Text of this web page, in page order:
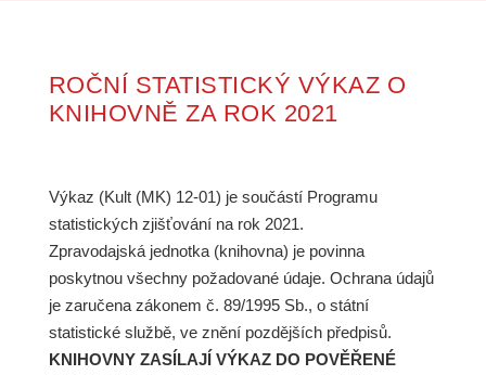
ROČNÍ STATISTICKÝ VÝKAZ O
KNIHOVNĚ ZA ROK 2021
Výkaz (Kult (MK) 12-01) je součástí Programu
statistických zjišťování na rok 2021.
Zpravodajská jednotka (knihovna) je povinna
poskytnou všechny požadované údaje. Ochrana údajů
je zaručena zákonem č. 89/1995 Sb., o státní
statistické službě, ve znění pozdějších předpisů.
KNIHOVNY ZASÍLAJÍ VÝKAZ DO POVĚŘENÉ